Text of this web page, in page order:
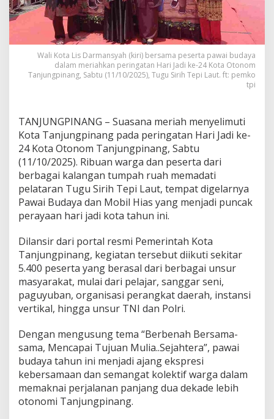
i
k
a
n
P
n
g
a
t
a
n
2
4
T
a
u
K
o
t
a
O
t
n
o
m
T
a
n
j
Wali Kota Lis Darmansyah (kiri) bersama peserta pawai budaya
dalam meriahkan peringatan Hari Jadi ke-24 Kota Otonom
Tanjungpinang, Sabtu (11/10/2025), Tugu Sirih Tepi Laut. ft: pemko
tpi
TANJUNGPINANG – Suasana meriah menyelimuti
Kota Tanjungpinang pada peringatan Hari Jadi ke-
24 Kota Otonom Tanjungpinang, Sabtu
(11/10/2025). Ribuan warga dan peserta dari
berbagai kalangan tumpah ruah memadati
pelataran Tugu Sirih Tepi Laut, tempat digelarnya
Pawai Budaya dan Mobil Hias yang menjadi puncak
perayaan hari jadi kota tahun ini.
Dilansir dari portal resmi Pemerintah Kota
Tanjungpinang, kegiatan tersebut diikuti sekitar
5.400 peserta yang berasal dari berbagai unsur
masyarakat, mulai dari pelajar, sanggar seni,
paguyuban, organisasi perangkat daerah, instansi
vertikal, hingga unsur TNI dan Polri.
Dengan mengusung tema “Berbenah Bersama-
sama, Mencapai Tujuan Mulia..Sejahtera”, pawai
budaya tahun ini menjadi ajang ekspresi
kebersamaan dan semangat kolektif warga dalam
memaknai perjalanan panjang dua dekade lebih
otonomi Tanjungpinang.